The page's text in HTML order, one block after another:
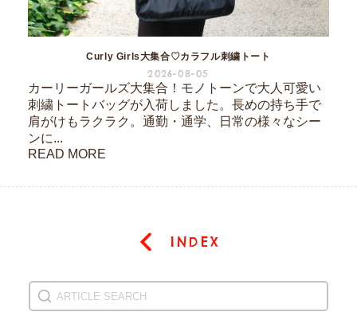
Curly Girls大集合♡カラフル刺繍トート
2026-08-05
カーリーガールズ大集合！モノトーンで大人可愛い
刺繍トートバッグが入荷しました。長めの持ち手で
肩がけもラクラク。通勤・通学、日常の様々なシー
ンに...
READ MORE
INDEX